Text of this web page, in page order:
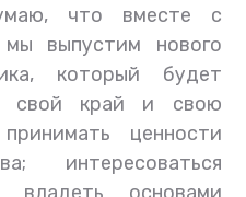
что вместе с
выпустим нового
который будет
свой край и свою
ценности
интересоваться